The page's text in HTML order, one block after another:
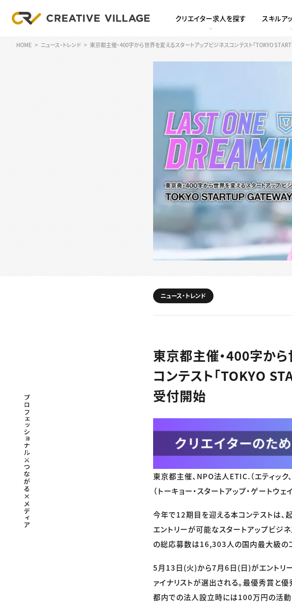
クリエイター求人を探す スキルア
HOME ニュース・トレンド 東京都主催・400字から世界を変えるスタートアップビジネスコンテスト「TOKYO
プロフェッショナル×つながる×メディア
ニュース・トレンド
東京都主催・400字か
コンテスト「TOKYO
受付開始
東京都主催、NPO法人ETIC.（エティッ
（トーキョー・スタートアップ・ゲートウ
今年で12期目を迎える本コンテストは
エントリーが可能なスタートアップビジ
の総応募数は16,303人の国内最大級のコ
5月13日(火)から7月6日(日)がエントリー
ァイナリストが選出される。最優秀賞と
都内での法人設立時には100万円の活動